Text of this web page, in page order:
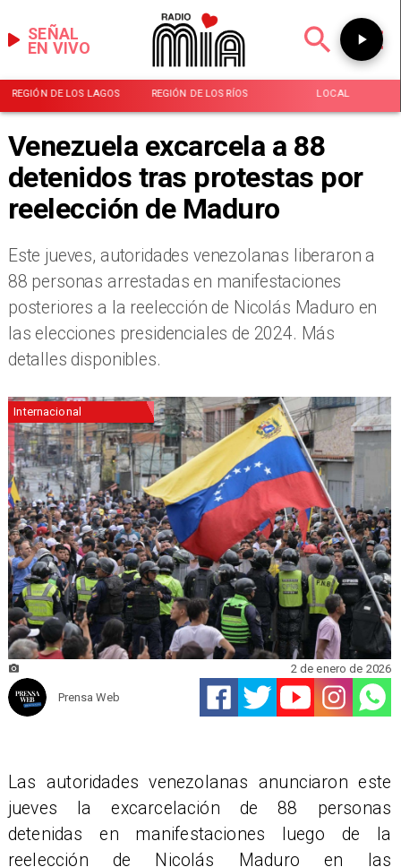
EN VIVO
SEÑAL
REGIÓN DE LOS LAGOS REGIÓN DE LOS RÍOS LOCAL
Venezuela excarcela a 88
detenidos tras protestas por
reelección de Maduro
Este jueves, autoridades venezolanas liberaron a
88 personas arrestadas en manifestaciones
posteriores a la reelección de Nicolás Maduro en
las elecciones presidenciales de 2024. Más
detalles disponibles.
Internacional
Prensa Web
2 de enero de 2026
Las autoridades venezolanas anunciaron este
jueves la excarcelación de 88 personas
detenidas en manifestaciones luego de la
reelección de Nicolás Maduro en las